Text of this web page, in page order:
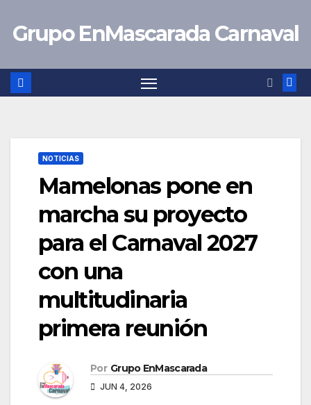
Grupo EnMascarada Carnaval
NOTICIAS
Mamelonas pone en
marcha su proyecto
para el Carnaval 2027
con una
multitudinaria
primera reunión
Por Grupo EnMascarada
JUN 4, 2026